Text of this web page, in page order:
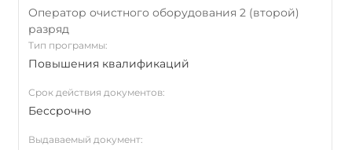
Оператор очистного оборудования 2 (второй)
разряд
Тип программы:
Повышения квалификаций
Срок действия документов:
Бессрочно
Выдаваемый документ: